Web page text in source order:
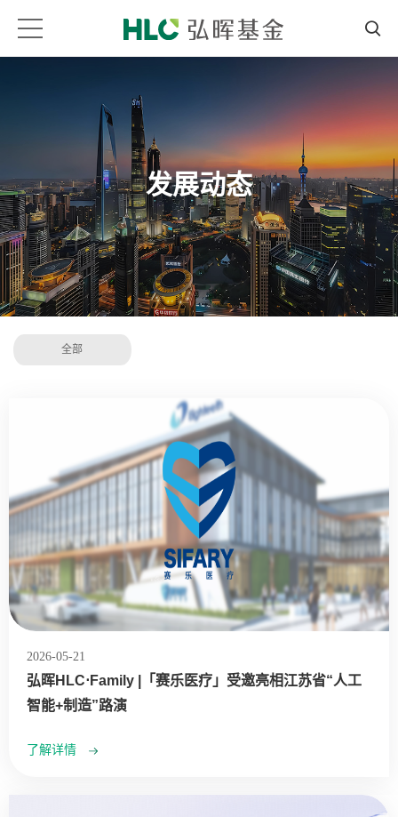
发展动态
全部
2026-05-21
弘晖HLC⋅Family |「赛乐医疗」受邀亮相江苏省“人工
智能+制造”路演
了解详情